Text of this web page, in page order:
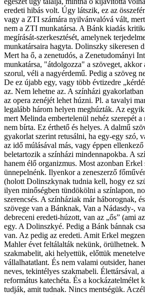
eredeti hibás volt. Úgy látszik, ez az
vagy a ZTI számára nyilvánvalóvá vált,
nem a ZTI munkatársa. A Bánk kiadás
megírását-szerkesztését, amelynek
munkatársaira hagyta. Dolinszky sikeresen
Mert ha ő, a zenetudós, a Zenetudományi
munkatársa, "átdolgozza" a szöveget, akkor
szorul, véli a nagyérdemű. Pedig a szöveg
De ez újabb egy, vagy több évtizedre
az. Nem lehetne az. A színházi
az opera zenéjét lehet húzni. Pl. a tavalyi
legalább három helyen meghúzták. Az
mert Melinda embertelenül nehéz szerepét
nem bírta. Ez érthető és helyes. A dalmű
gyakorlat szerint retusálni, ha egy-egy szó,
az idő múlásával más, vagy éppen
beletartozik a színházi mindennapokba. A
hanem élő organizmus. Most azonban Erkel
ünnepelnénk. Ilyenkor a zeneszerző
(holott Dolinszkynak tudnia kell, hogy ez
ilyen minőségben tündökölni a színlapon,
szerencsés. A színháziak már háborognak,
szövege van a Bánknak, Van a Nádasdy-,
debreceni eredeti-húzott, van az „ős” (ami
egy. A Dolinszkyé. Pedig a Bánk bánnak
van. Az pedig az eredeti. Amit Erkel
Mahler évet feltálalták nekünk, örülhetnek.
szakmabelit, aki helyettük, előttük
vállalhatatlant. És nem valami outsider,
neves, tekintélyes szakmabeli. Élettársával,
református katechéta. És a kockázatelmélet
tudják, amit tudnak. Nincs mentségük.